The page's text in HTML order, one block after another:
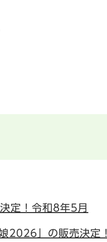
定！令和8年5月
2026」の販売決定！